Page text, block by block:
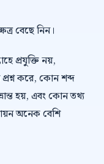
বেছে নিন।
প্রযুক্তি নয়,
করে, কোন শব্দ
হয়, এবং কোন তথ্য
অনেক বেশি